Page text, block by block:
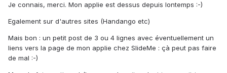
Je connais, merci. Mon applie est dessus depuis lontemps :-)
Egalement sur d'autres sites (Handango etc)
Mais bon : un petit post de 3 ou 4 lignes avec éventuellement un
liens vers la page de mon applie chez SlideMe : çà peut pas faire
de mal :-)